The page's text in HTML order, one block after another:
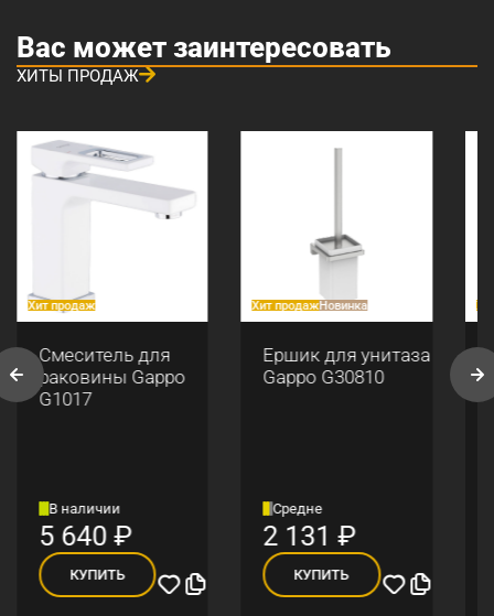
Вас может заинтересовать
ХИТЫ ПРОДАЖ
Хит продаж
Смеситель для
раковины Gappo
G1017
В наличии
5 640₽
КУПИТЬ
Хит продажНовинка
Ершик для унитаза
Gappo G30810
Средне
2 131₽
КУПИТЬ